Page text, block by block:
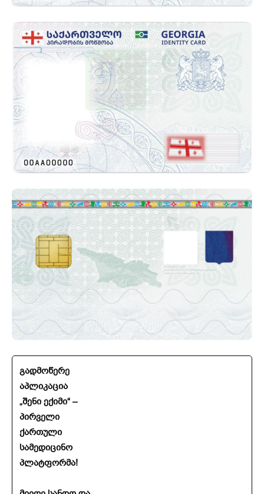
გადმოწერე
აპლიკაცია
„შენი ექიმი“ –
პირველი
ქართული
სამედიცინო
პლატფორმა!